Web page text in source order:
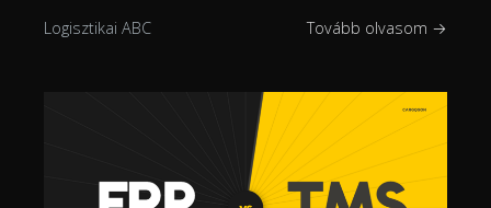
Logisztikai ABC Tovább olvasom →